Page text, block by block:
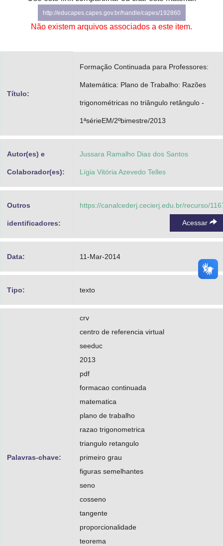
Advocacia-Geral da União
Banco Central do Brasil
Planalto
http://educapes.capes.gov.br/handle/capes/192860
Não existem arquivos associados a este item.
Título:
Formação Continuada para Professores:
Matemática: Plano de Trabalho: Razões
trigonométricas no triângulo retângulo -
1ªsérieEM/2ºbimestre/2013
Autor(es) e
Colaborador(es):
Jussara Ramalho Dias dos Santos
Lígia Vitória Azevedo Telles
Outros
identificadores:
https://canalcederj.cecierj.edu.br/recurso/
Acessar
Data: 11-Mar-2014
Tipo: texto
Palavras-chave:
crv
centro de referencia virtual
seeduc
2013
pdf
formacao continuada
matematica
plano de trabalho
razao trigonometrica
triangulo retangulo
primeiro grau
figuras semelhantes
seno
cosseno
tangente
proporcionalidade
teorema